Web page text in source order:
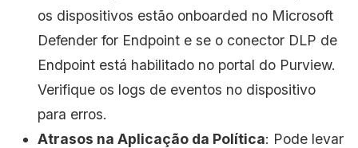
os dispositivos estão onboarded no Microsoft
Defender for Endpoint e se o conector DLP de
Endpoint está habilitado no portal do Purview.
Verifique os logs de eventos no dispositivo
para erros.
Atrasos na Aplicação da Política: Pode levar